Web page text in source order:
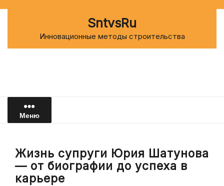
SntvsRu
Инновационные методы строительства
Меню
Жизнь супруги Юрия Шатунова
— от биографии до успеха в
карьере